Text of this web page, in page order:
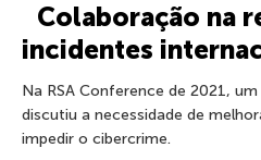
Colaboração na
incidentes
Na RSA Conference de 2021,
discutiu a necessidade de
impedir o cibercrime.